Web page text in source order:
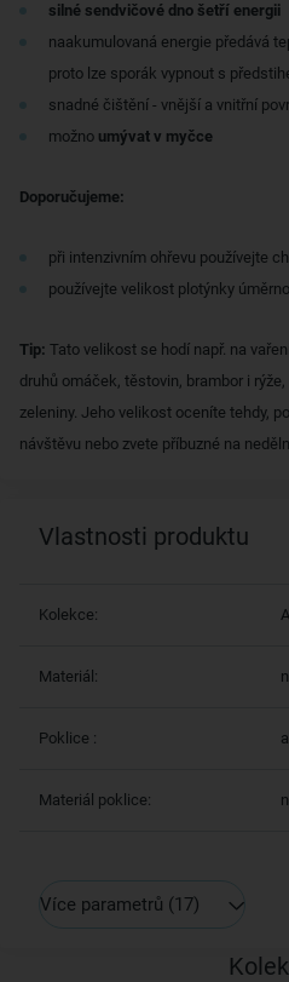
silné sendvičové dno šetří energii
naakumulovaná energie předává
proto lze sporák vypnout s
snadné čištění - vnější a vnitřní
možno umývat v myčce
Doporučujeme:
při intenzivním ohřevu používejte
používejte velikost plotýnky
Tip: Tato velikost se hodí např. na
druhů omáček, těstovin, brambor i
zeleniny. Jeho velikost oceníte tehdy,
návštěvu nebo zvete příbuzné na
Vlastnosti produktu
Kolekce:
Materiál:
Poklice :
Materiál poklice:
Více parametrů (17)